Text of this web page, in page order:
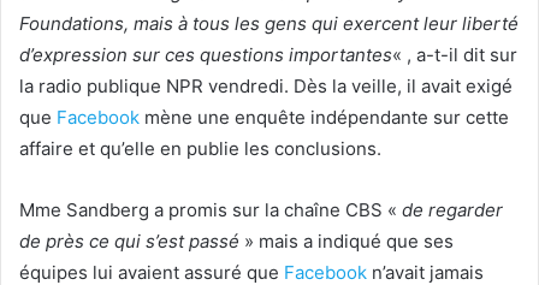
Foundations, mais à tous les gens qui exercent leur liberté
d’expression sur ces questions importantes« , a-t-il dit sur
la radio publique NPR vendredi. Dès la veille, il avait exigé
que Facebook mène une enquête indépendante sur cette
affaire et qu’elle en publie les conclusions.
Mme Sandberg a promis sur la chaîne CBS « de regarder
de près ce qui s’est passé » mais a indiqué que ses
équipes lui avaient assuré que Facebook n’avait jamais